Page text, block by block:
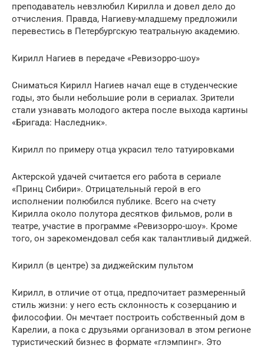
преподаватель невзлюбил Кирилла и довел дело до
отчисления. Правда, Нагиеву-младшему предложили
перевестись в Петербургскую театральную академию.
Кирилл Нагиев в передаче «Ревизорро-шоу»
Сниматься Кирилл Нагиев начал еще в студенческие
годы, это были небольшие роли в сериалах. Зрители
стали узнавать молодого актера после выхода картины
«Бригада: Наследник».
Кирилл по примеру отца украсил тело татуировками
Актерской удачей считается его работа в сериале
«Принц Сибири». Отрицательный герой в его
исполнении полюбился публике. Всего на счету
Кирилла около полутора десятков фильмов, роли в
театре, участие в программе «Ревизорро-шоу». Кроме
того, он зарекомендовал себя как талантливый диджей.
Кирилл (в центре) за диджейским пультом
Кирилл, в отличие от отца, предпочитает размеренный
стиль жизни: у него есть склонность к созерцанию и
философии. Он мечтает построить собственный дом в
Карелии, а пока с друзьями организовал в этом регионе
туристический бизнес в формате «глэмпинг». Это